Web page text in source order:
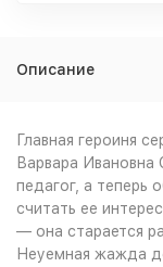
Описание
Главная героиня
Варвара
педагог, а теперь
считать ее
— она старается
Неуемная жажда